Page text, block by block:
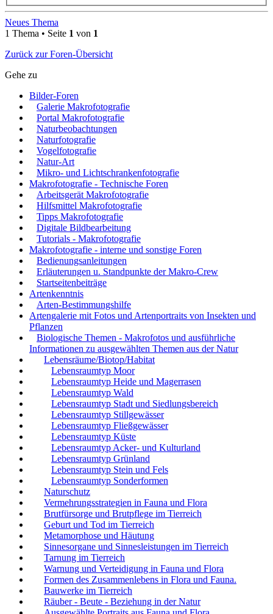
Neues Thema
1 Thema • Seite 1 von 1
Zurück zur Foren-Übersicht
Gehe zu
Bilder-Foren
Galerie Makrofotografie
Portal Makrofotografie
Naturbeobachtungen
Naturfotografie
Vogelfotografie
Natur-Art
Mikro- und Lichtschrankenfotografie
Makrofotografie - Technische Foren
Arbeitsgerät Makrofotografie
Hilfsmittel Makrofotografie
Tipps Makrofotografie
Digitale Bildbearbeitung
Tutorials - Makrofotografie
Makrofotografie - interne und sonstige Foren
Bedienungsanleitungen
Erläuterungen u. Standpunkte der Makro-Crew
Startseitenbeiträge
Artenkenntnis
Arten-Bestimmungshilfe
Artengalerie mit Fotos und Artenportraits von Insekten und
Pflanzen
Biologische Themen - Makrofotos und ausführliche
Informationen zu ausgewählten Themen aus der Natur
Lebensräume/Biotop/Habitat
Lebensraumtyp Moor
Lebensraumtyp Heide und Magerrasen
Lebensraumtyp Wald
Lebensraumtyp Stadt und Siedlungsbereich
Lebensraumtyp Stillgewässer
Lebensraumtyp Fließgewässer
Lebensraumtyp Küste
Lebensraumtyp Acker- und Kulturland
Lebensraumtyp Grünland
Lebensraumtyp Stein und Fels
Lebensraumtyp Sonderformen
Naturschutz
Vermehrungsstrategien in Fauna und Flora
Brutfürsorge und Brutpflege im Tierreich
Geburt und Tod im Tierreich
Metamorphose und Häutung
Sinnesorgane und Sinnesleistungen im Tierreich
Tarnung im Tierreich
Warnung und Verteidigung in Fauna und Flora
Formen des Zusammenlebens in Flora und Fauna.
Bauwerke im Tierreich
Räuber - Beute - Beziehung in der Natur